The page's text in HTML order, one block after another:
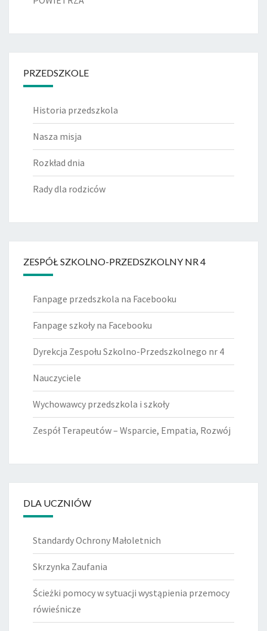
PRZEDSZKOLE
Historia przedszkola
Nasza misja
Rozkład dnia
Rady dla rodziców
ZESPÓŁ SZKOLNO-PRZEDSZKOLNY NR 4
Fanpage przedszkola na Facebooku
Fanpage szkoły na Facebooku
Dyrekcja Zespołu Szkolno-Przedszkolnego nr 4
Nauczyciele
Wychowawcy przedszkola i szkoły
Zespół Terapeutów – Wsparcie, Empatia, Rozwój
DLA UCZNIÓW
Standardy Ochrony Małoletnich
Skrzynka Zaufania
Ścieżki pomocy w sytuacji wystąpienia przemocy
rówieśnicze